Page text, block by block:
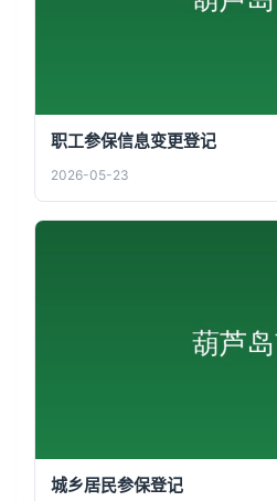
职工参保信息变更登记
2026-05-23
城乡居民参保登记